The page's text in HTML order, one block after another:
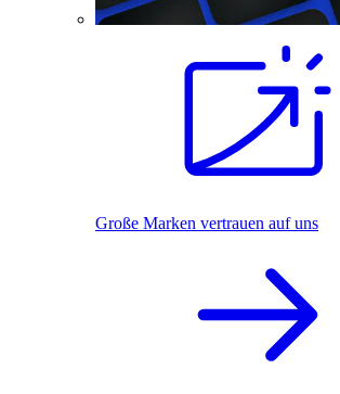
Große Marken vertrauen auf uns